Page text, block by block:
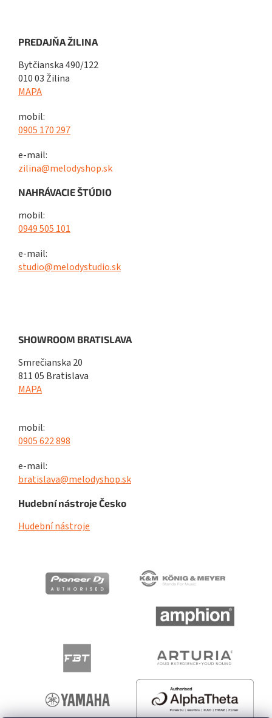
PREDAJŇA ŽILINA
Bytčianska 490/122
010 03 Žilina
MAPA
mobil:
0905 170 297
e-mail:
zilina@melodyshop.sk
NAHRÁVACIE ŠTÚDIO
mobil:
0949 505 101
e-mail:
studio@melodystudio.sk
SHOWROOM BRATISLAVA
Smrečianska 20
811 05 Bratislava
MAPA
mobil:
0905 622 898
e-mail:
bratislava@melodyshop.sk
Hudební nástroje Česko
Hudební nástroje